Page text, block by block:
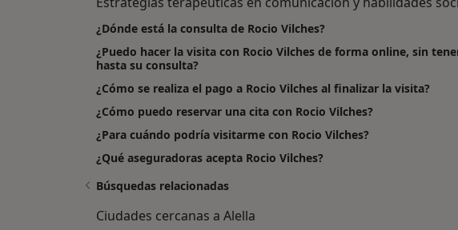
¿Dónde está la consulta de Rocio Vilches?
¿Puedo hacer la visita con Rocio Vilches de forma online, sin
hasta su consulta?
¿Cómo se realiza el pago a Rocio Vilches al finalizar la visita?
¿Cómo puedo reservar una cita con Rocio Vilches?
¿Para cuándo podría visitarme con Rocio Vilches?
¿Qué aseguradoras acepta Rocio Vilches?
Búsquedas relacionadas
Ciudades cercanas a Alella